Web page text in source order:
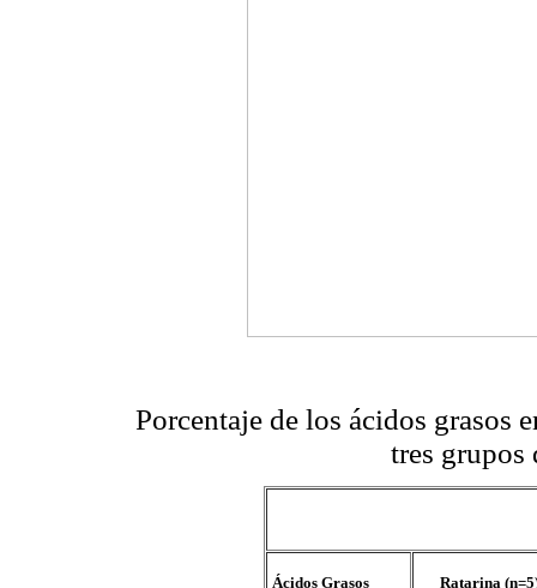
Porcentaje de los ácidos grasos
tres grupos
Ácidos Grasos Ratarina